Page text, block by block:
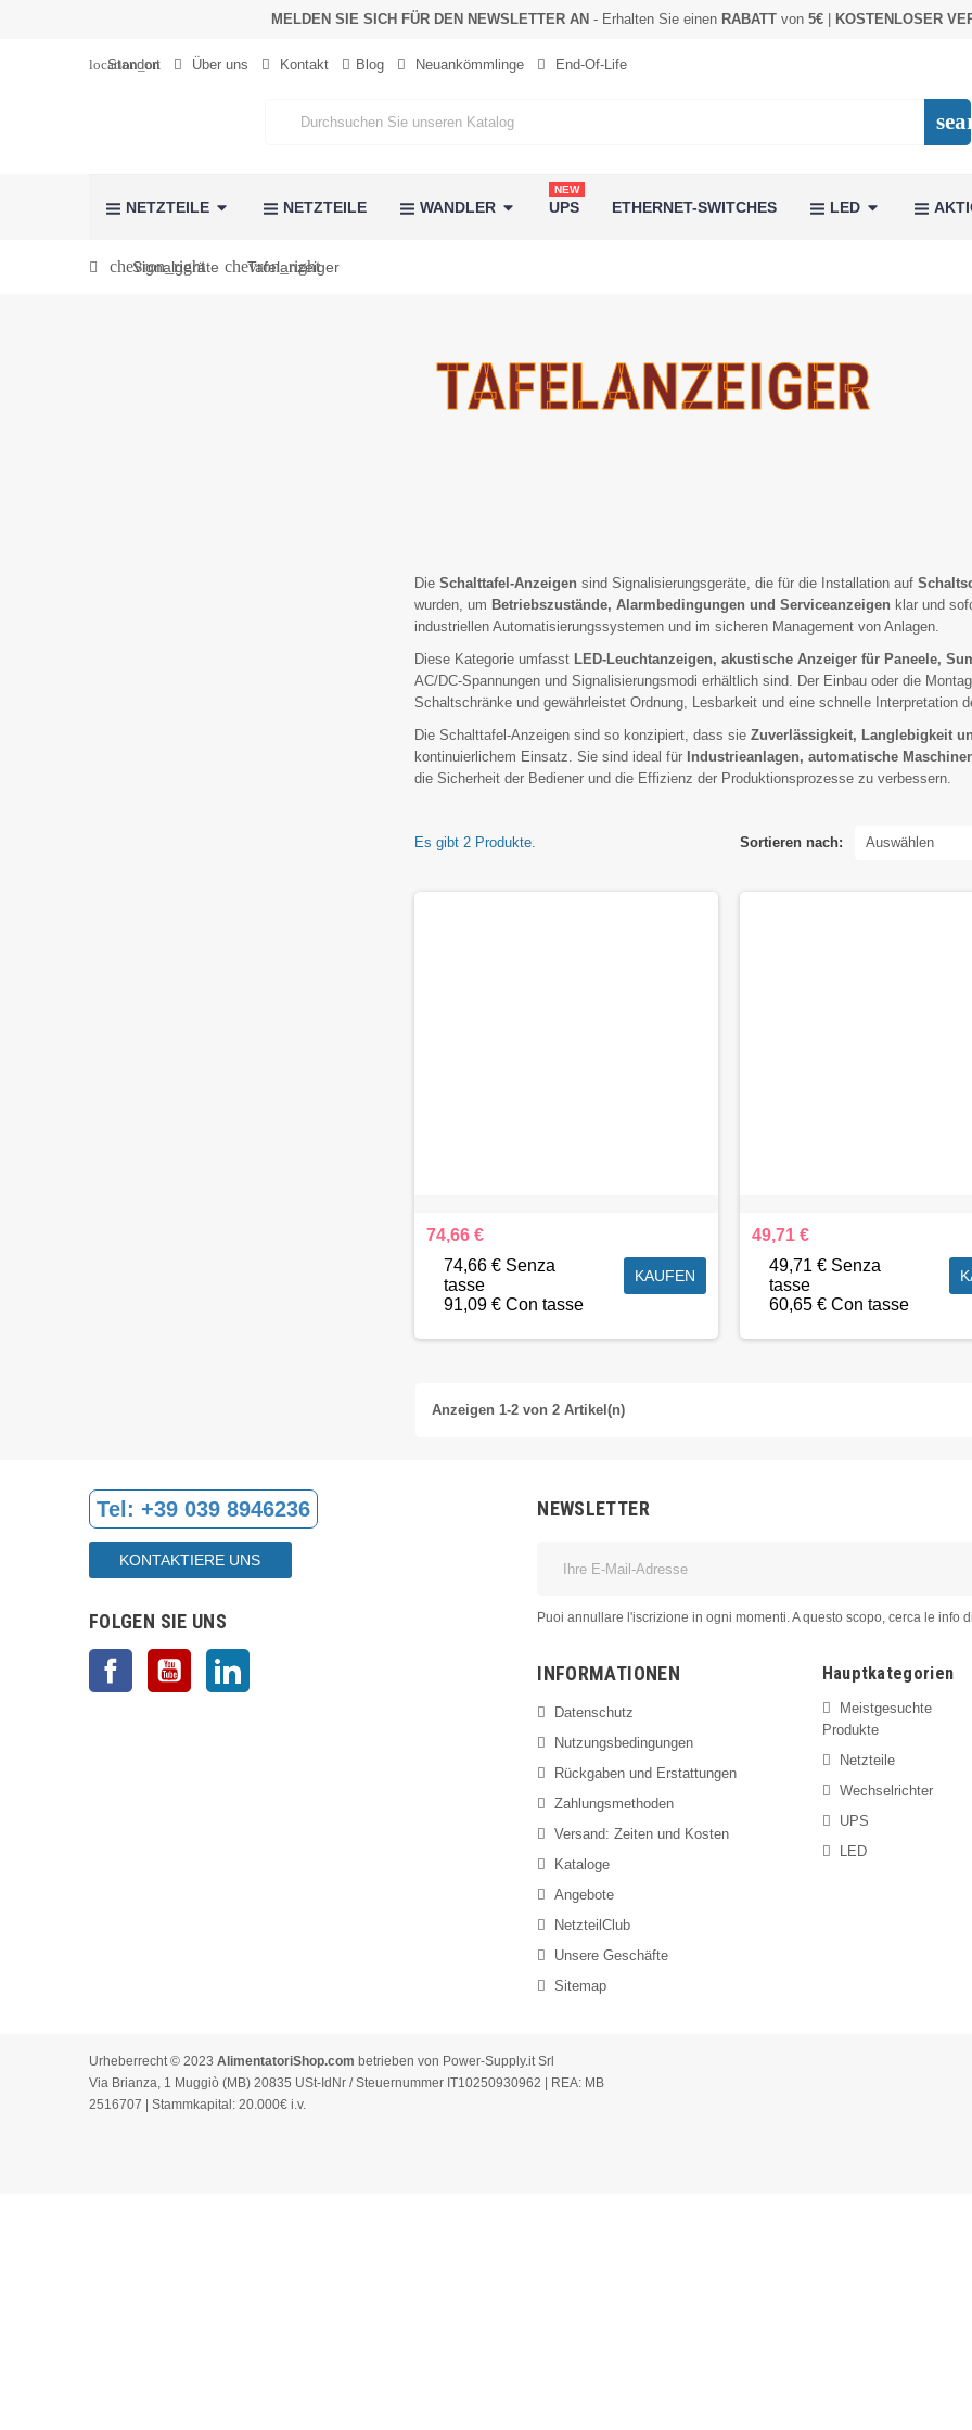
MELDEN SIE SICH FÜR DEN NEWSLETTER AN - Erhalten Sie einen RABATTvon 5€| KOSTENLOSER
location_on
Standort Über uns Kontakt Blog Neuankömmlinge End-Of-Life
NETZTEILE NETZTEILE WANDLER UPS
NEW
ETHERNET-SWITCHES LED
chevron_right
Signalgeräte chevron_right
Tafelanzeiger
TAFELANZEIGER
Die Schalttafel-Anzeigen sind Signalisierungsgeräte, die für die Installation auf
wurden, um Betriebszustände, Alarmbedingungen und Serviceanzeigen klar und
industriellen Automatisierungssystemen und im sicheren Management von Anlagen.
Diese Kategorie umfasst LED-Leuchtanzeigen, akustische Anzeiger für Paneele,
AC/DC-Spannungen und Signalisierungsmodi erhältlich sind. Der Einbau oder die
Schaltschränke und gewährleistet Ordnung, Lesbarkeit und eine schnelle Interpretation
Die Schalttafel-Anzeigen sind so konzipiert, dass sie Zuverlässigkeit, Langlebigkeit
kontinuierlichem Einsatz. Sie sind ideal für Industrieanlagen, automatische
die Sicherheit der Bediener und die Effizienz der Produktionsprozesse zu verbessern.
Sortieren nach: Auswählen
Es gibt 2 Produkte.
74,66 €
74,66 € Senza
tasse
91,09 € Con tasse
KAUFEN
49,71 €
49,71 € Senza
tasse
60,65 € Con tasse
Anzeigen 1-2 von 2 Artikel(n)
Tel: +39 039 8946236
KONTAKTIERE UNS
FOLGEN SIE UNS
Facebook YouTube
NEWSLETTER
Puoi annullare l'iscrizione in ogni momenti. A questo scopo, cerca le info
INFORMATIONEN
Datenschutz
Nutzungsbedingungen
Rückgaben und Erstattungen
Zahlungsmethoden
Versand: Zeiten und Kosten
Kataloge
Angebote
NetzteilClub
Unsere Geschäfte
Sitemap
Hauptkategorien
Meistgesuchte
Produkte
Netzteile
Wechselrichter
UPS
LED
Urheberrecht © 2023 AlimentatoriShop.com betrieben von Power-Supply.it Srl
Via Brianza, 1 Muggiò (MB) 20835 USt-IdNr / Steuernummer IT10250930962 | REA: MB
2516707 | Stammkapital: 20.000€ i.v.